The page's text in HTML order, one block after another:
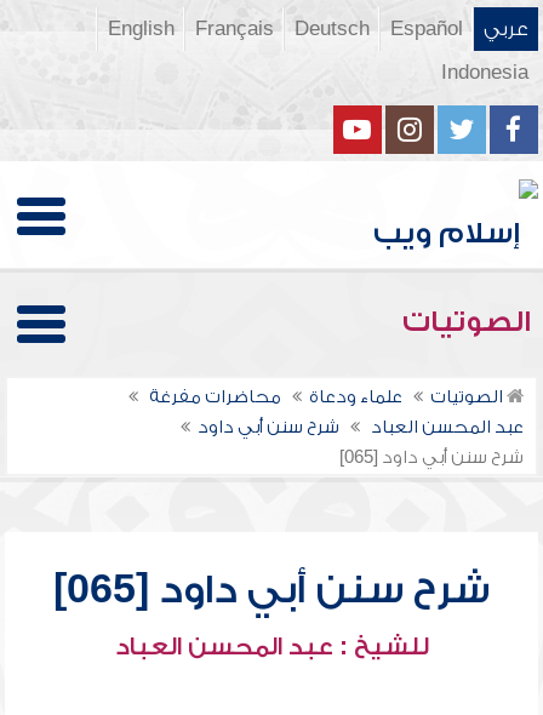
عربي Español
Deutsch
Français
English
Indonesia
الصوتيات
الصوتيات علماء ودعاة
محاضرات مفرغة
عبد المحسن العباد
شرح سنن أبي داود
شرح سنن أبي داود [065]
شرح سنن أبي داود [065]
للشيخ : عبد المحسن العباد